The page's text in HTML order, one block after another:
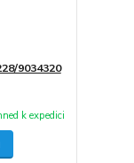
9034320
k expedici